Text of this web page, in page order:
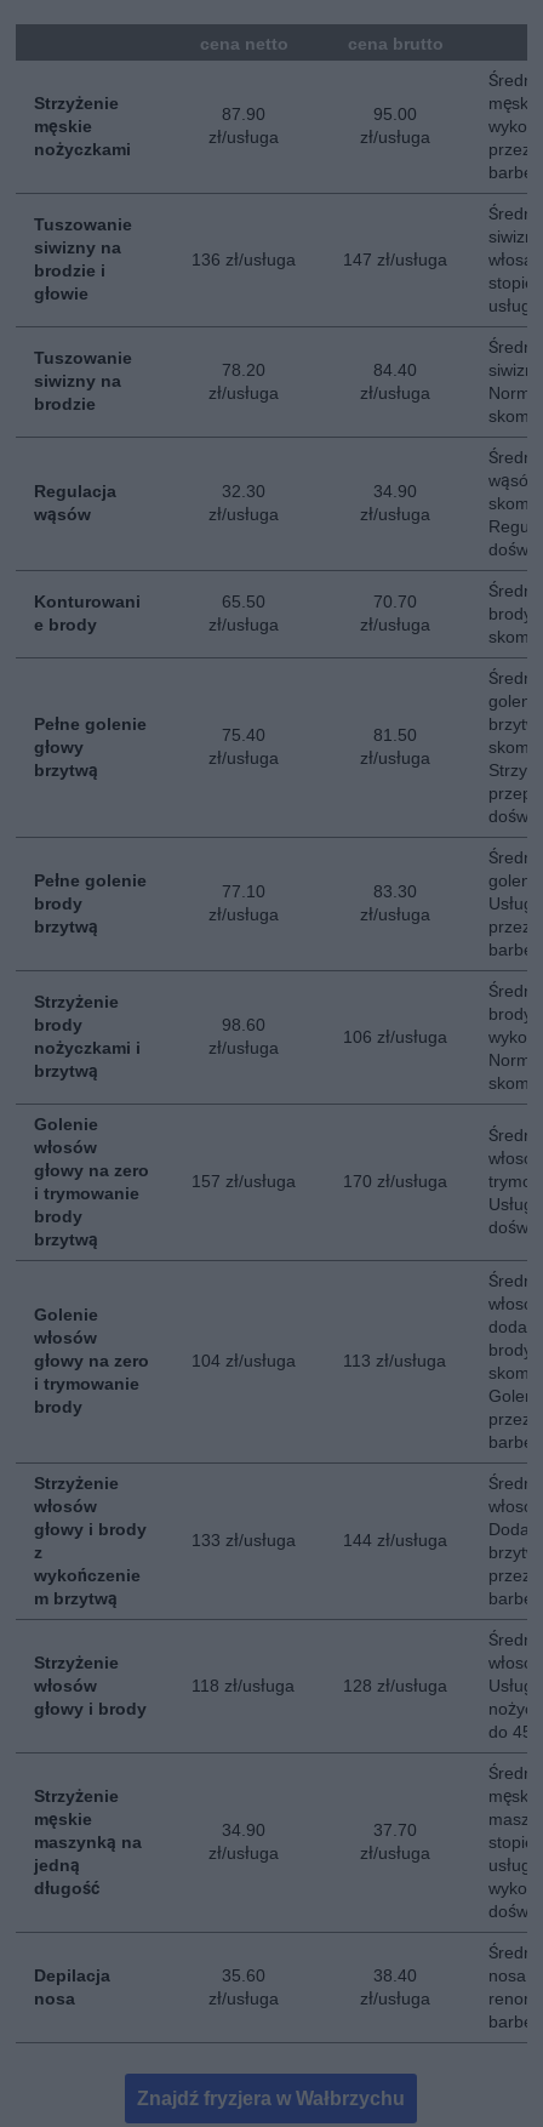
cena netto cena brutto
Strzyżenie
męskie
nożyczkami
87.90
zł/usługa
95.00
zł/usługa
Średni
przez
Tuszowanie
siwizny na
brodzie i
głowie
136 zł/usługa 147 zł/usługa
Średni
usługi.
Tuszowanie
siwizny na
brodzie
78.20
zł/usługa
84.40
zł/usługa
Średni
Regulacja
wąsów
32.30
zł/usługa
34.90
zł/usługa
Konturowani
e brody
65.50
zł/usługa
70.70
zł/usługa
Średni
brody.
Pełne golenie
głowy
brzytwą
75.40
zł/usługa
81.50
zł/usługa
Średni
Pełne golenie
brody
brzytwą
77.10
zł/usługa
83.30
zł/usługa
Średni
przez
Strzyżenie
brody
nożyczkami i
brzytwą
98.60
zł/usługa
106 zł/usługa
Średni
brody
Golenie
włosów
głowy na zero
i trymowanie
brody
brzytwą
157 zł/usługa 170 zł/usługa
Średni
Golenie
włosów
głowy na zero
i trymowanie
brody
104 zł/usługa 113 zł/usługa
Średni
brody.
przez
Strzyżenie
włosów
głowy i brody
z
wykończenie
m brzytwą
133 zł/usługa 144 zł/usługa
Średni
przez
Strzyżenie
włosów
głowy i brody
118 zł/usługa 128 zł/usługa
Średni
do 45
Strzyżenie
męskie
maszynką na
jedną
długość
34.90
zł/usługa
37.70
zł/usługa
Średni
Depilacja
nosa
35.60
zł/usługa
38.40
zł/usługa
Średni
nosa.
Znajdź fryzjera w Wałbrzychu